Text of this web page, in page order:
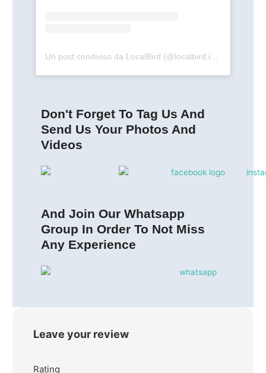
Un post condiviso da LocalBird (@localbird.international)
Don't Forget To Tag Us And
Send Us Your Photos And
Videos
And Join Our Whatsapp
Group In Order To Not Miss
Any Experience
Leave your review
Rating